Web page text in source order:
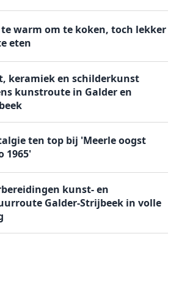
te warm om te koken, toch lekker
eten
keramiek en schilderkunst
kunstroute in Galder en
ten top bij 'Meerle oogst
1965'
kunst- en
Galder-Strijbeek in volle